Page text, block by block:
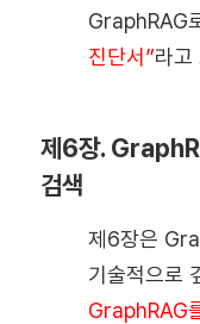
GraphRAG
진단서”라고
제6장.
검색
제6장은
기술적으로
GraphRAG